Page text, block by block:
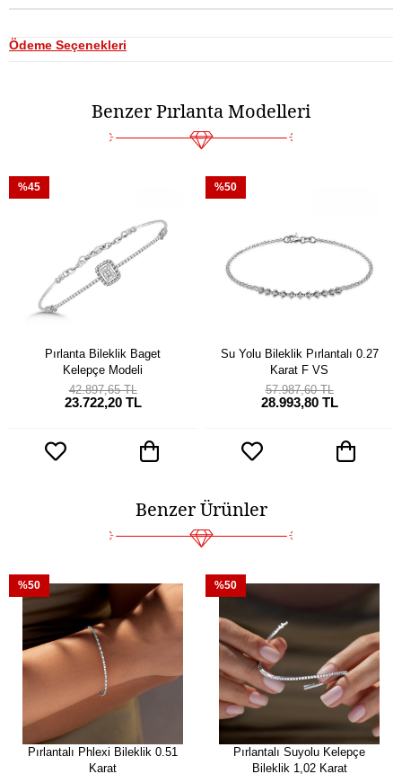
Ödeme Seçenekleri
Benzer Pırlanta Modelleri
Pırlanta Bileklik Baget
Kelepçe Modeli
23.722,20 TL
42.897,65 TL
%45
Su Yolu Bileklik Pırlantalı 0.27
Karat F VS
28.993,80 TL
57.987,60 TL
%50
Benzer Ürünler
Pırlantalı Phlexi Bileklik 0.51
Karat
%50
Pırlantalı Suyolu Kelepçe
Bileklik 1,02 Karat
%50